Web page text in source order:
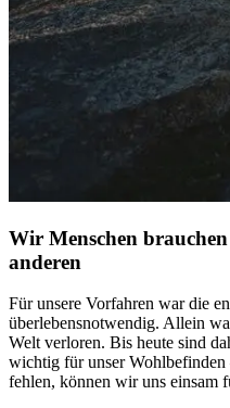
Wir Menschen
anderen
Für unsere Vor­fah­ren war die
über­le­bens­not­wen­dig. Allein
Welt verloren. Bis heute sind
wichtig für unser
fehlen, können wir uns einsam